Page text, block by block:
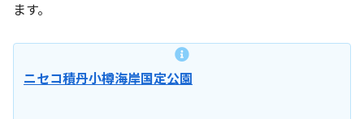
ます。
ニセコ積丹小樽海岸国定公園